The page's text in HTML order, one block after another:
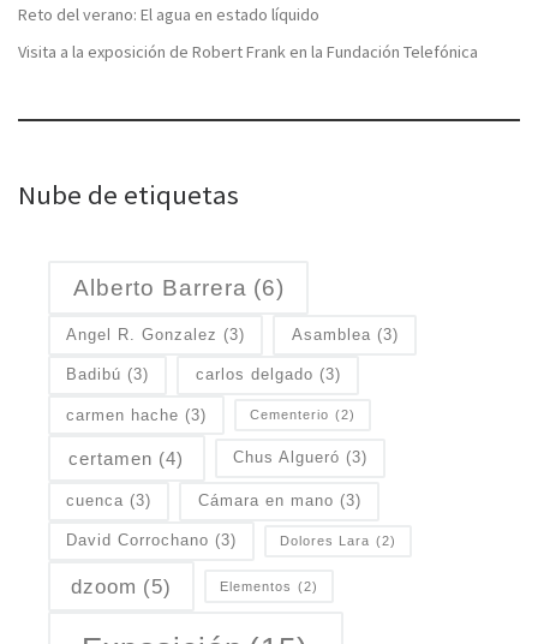
Reto del verano: El agua en estado líquido
Visita a la exposición de Robert Frank en la Fundación Telefónica
Nube de etiquetas
Alberto Barrera (6)
Angel R. Gonzalez (3) Asamblea (3)
Badibú (3) carlos delgado (3)
carmen hache (3) Cementerio (2)
certamen (4) Chus Algueró (3)
cuenca (3) Cámara en mano (3)
David Corrochano (3) Dolores Lara (2)
dzoom (5) Elementos (2)